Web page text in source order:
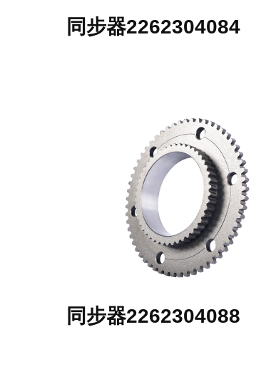
同步器2262304084
同步器2262304088